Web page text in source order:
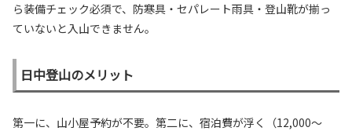
ら装備チェック必須で、防寒具・セパレート雨具・登山靴が揃っ
ていないと入山できません。
日中登山のメリット
第一に、山小屋予約が不要。第二に、宿泊費が浮く（12,000〜